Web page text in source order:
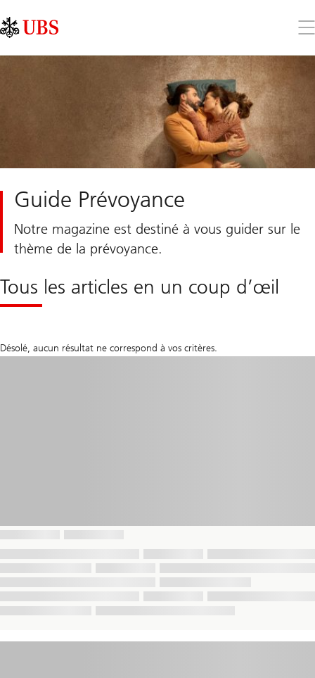
Links
Area
le
Guide Prévoyance
Notre magazine est destiné à vous guider sur le
thème de la prévoyance.
Tous les articles en un coup d’œil
Désolé, aucun résultat ne correspond à vos critères.